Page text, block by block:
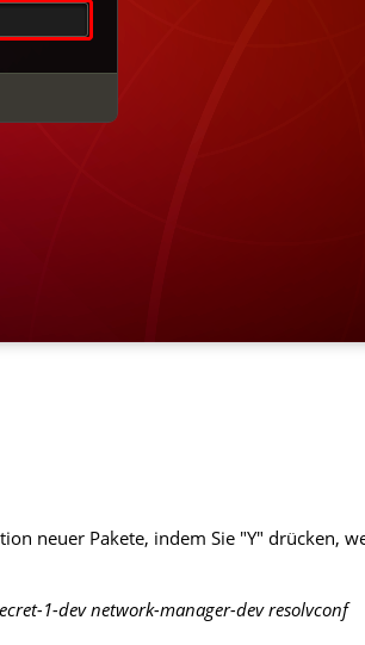
neuer Pakete, indem Sie "Y" drücken,
1-dev network-manager-dev resolvconf